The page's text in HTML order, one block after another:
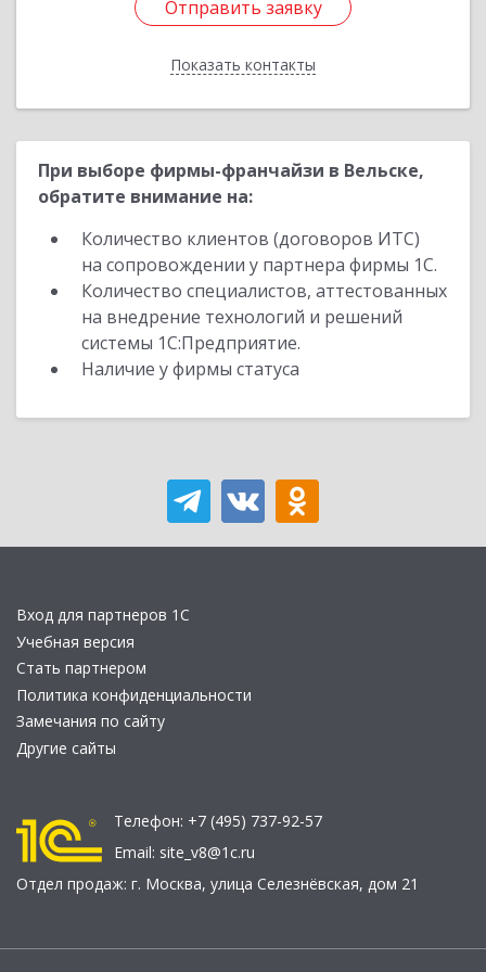
Отправить заявку
Показать контакты
Отправить заявку
Назад
При выборе фирмы-франчайзи в Вельске,
обратите внимание на:
Количество клиентов (договоров ИТС)
на сопровождении у партнера фирмы 1С.
Количество специалистов, аттестованных
на внедрение технологий и решений
системы 1С:Предприятие.
Наличие у фирмы статуса
Вход для партнеров 1С
Учебная версия
Стать партнером
Политика конфиденциальности
Замечания по сайту
Другие сайты
Телефон: +7 (495) 737-92-57
Email: site_v8@1c.ru
Отдел продаж: г. Москва, улица Селезнёвская, дом 21